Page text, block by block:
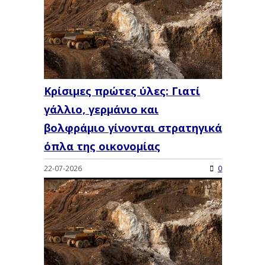
Κρίσιμες πρώτες ύλες: Γιατί
γάλλιο, γερμάνιο και
βολφράμιο γίνονται στρατηγικά
όπλα της οικονομίας
22-07-2026 0